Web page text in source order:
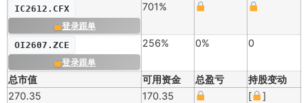
IC2612.CFX
登录跟单
701%
OI2607.ZCE
登录跟单
256% 0% 0
总市值 可用资金 总盈亏
持股变动
270.35
170.35 [ ]